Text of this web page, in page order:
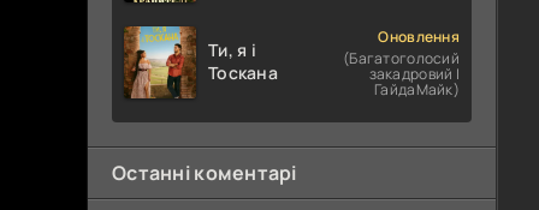
Ти, я і
Тоскана
Оновлення
(Багатоголосий
закадровий |
ГайдаМайк)
Останні коментарі